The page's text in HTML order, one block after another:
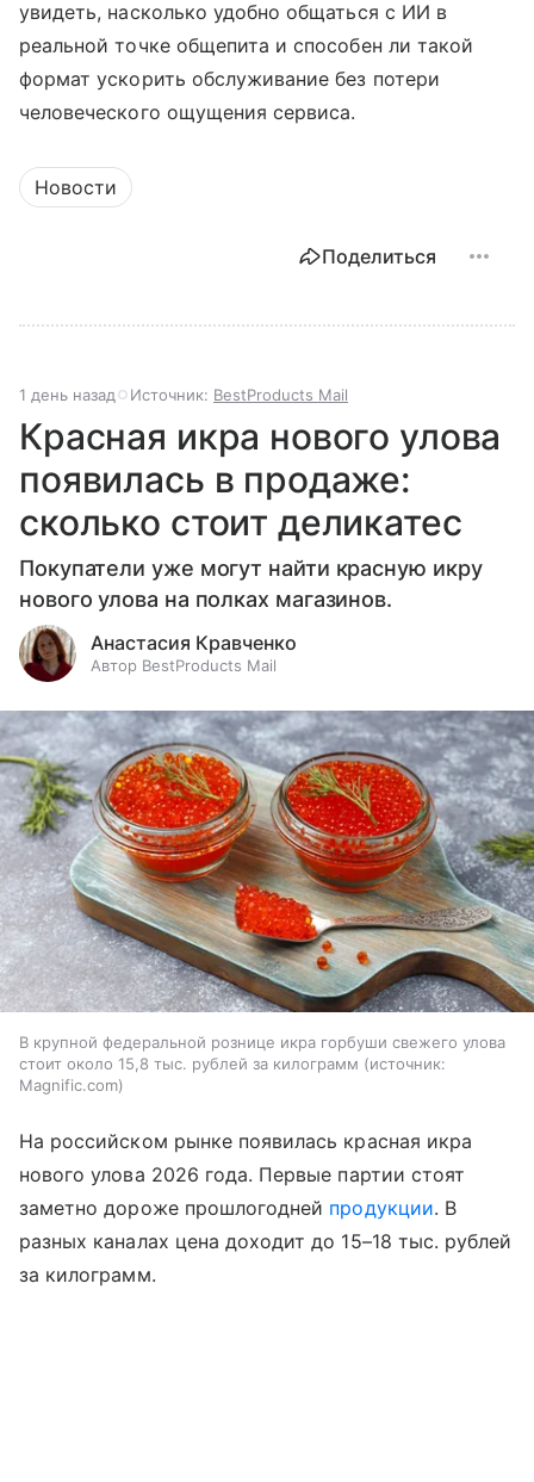
увидеть, насколько удобно общаться с ИИ в
реальной точке общепита и способен ли такой
формат ускорить обслуживание без потери
человеческого ощущения сервиса.
Новости
Поделиться
1 день назад Источник: BestProducts Mail
Красная икра нового улова
появилась в продаже:
сколько стоит деликатес
Покупатели уже могут найти красную икру
нового улова на полках магазинов.
Анастасия Кравченко
Автор BestProducts Mail
В крупной федеральной рознице икра горбуши свежего улова
стоит около 15,8 тыс. рублей за килограмм
источник:
Magnific.com
На российском рынке появилась красная икра
нового улова 2026 года. Первые партии стоят
заметно дороже прошлогодней продукции. В
разных каналах цена доходит до 15–18 тыс. рублей
за килограмм.